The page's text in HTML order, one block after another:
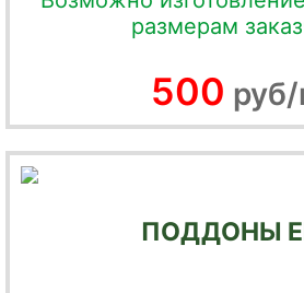
размерам
500
ПОДДОНЫ